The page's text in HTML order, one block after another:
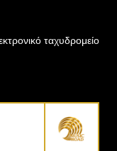
ταχυδρομείο